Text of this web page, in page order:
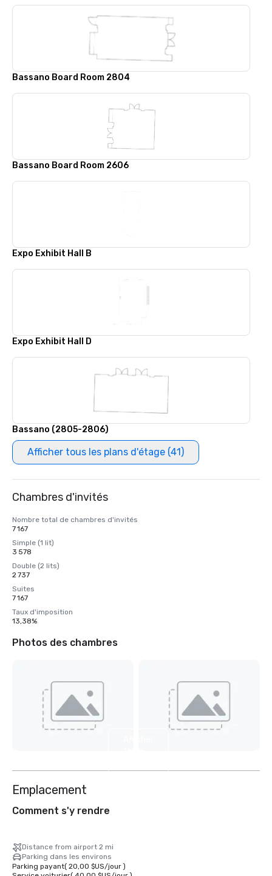
Bassano Board Room 2804
Bassano Board Room 2606
Expo Exhibit Hall B
Expo Exhibit Hall D
Bassano (2805-2806)
Afficher tous les plans d'étage (41)
Chambres d'invités
Nombre total de chambres d'invités
7 167
Simple (1 lit)
3 578
Double (2 lits)
2 737
Suites
7 167
Taux d'imposition
13,38%
Photos des chambres
Emplacement
Comment s'y rendre
Distance from airport 2 mi
Parking dans les environs
Parking payant( 20,00 $US/jour)